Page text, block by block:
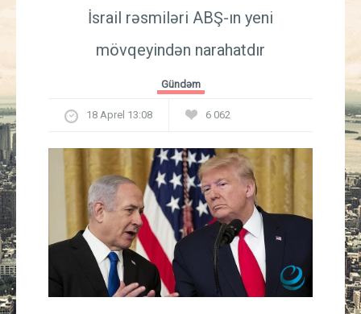
İqtisadiyyat
Güney Azərbaycan
Mədəniyyət
Müsahibə
İdman
İsrail rəsmiləri ABŞ-ın yeni
mövqeyindən narahatdır
Gündəm
18 Aprel 13:08 6 062